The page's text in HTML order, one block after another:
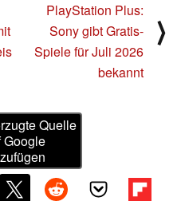
PlayStation Plus:
Sony gibt Gratis-
Spiele für Juli 2026
bekannt
⟩
Quelle
Google